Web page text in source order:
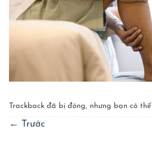
Trackback đã bị đóng, nhưng bạn có thể
← Trước